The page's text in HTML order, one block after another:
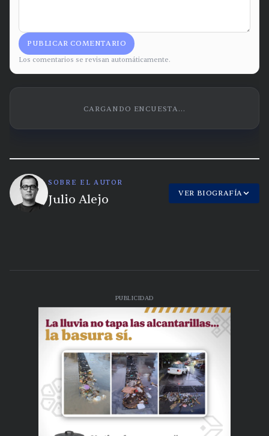
PUBLICAR COMENTARIO
Los comentarios se revisan automáticamente.
CARGANDO ENCUESTA...
SOBRE EL AUTOR
Julio Alejo VER BIOGRAFÍA
PUBLICIDAD